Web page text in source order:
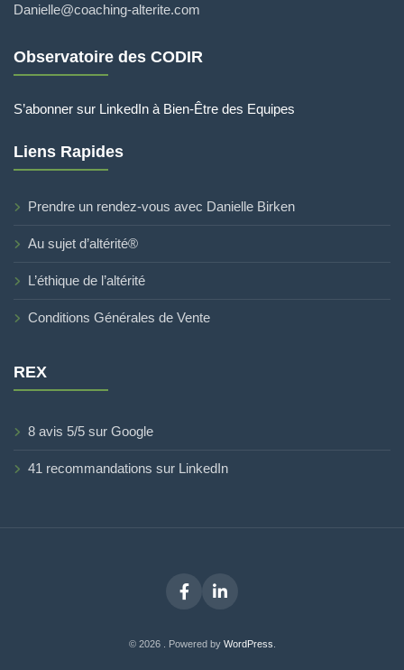
Danielle@coaching-alterite.com
Observatoire des CODIR
S’abonner sur LinkedIn à Bien-Être des Equipes
Liens Rapides
Prendre un rendez-vous avec Danielle Birken
Au sujet d’altérité®
L’éthique de l’altérité
Conditions Générales de Vente
REX
8 avis 5/5 sur Google
41 recommandations sur LinkedIn
FacebookLinkedIn
© 2026 . Powered by WordPress